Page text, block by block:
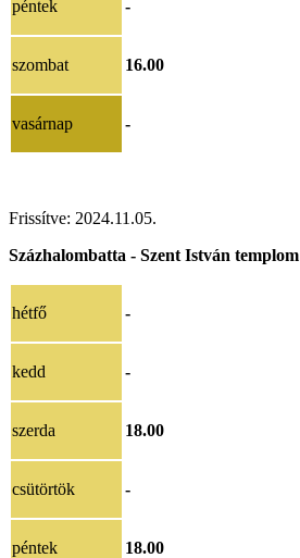
péntek -
szombat 16.00
vasárnap -
Frissítve: 2024.11.05.
Százhalombatta - Szent István templom
hétfő -
kedd -
szerda 18.00
csütörtök -
péntek 18.00